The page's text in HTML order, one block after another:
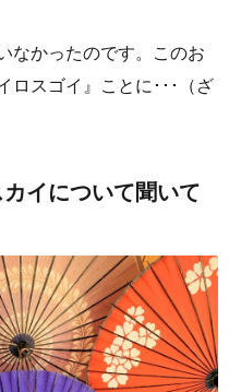
なかったのです。このお
ロスゴイ』ことに･･･（ざ
イについて聞いて